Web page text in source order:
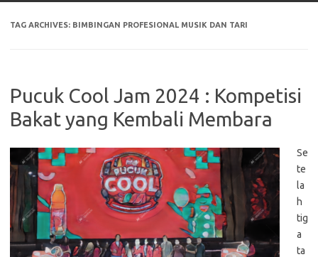
TAG ARCHIVES: BIMBINGAN PROFESIONAL MUSIK DAN TARI
Pucuk Cool Jam 2024 : Kompetisi
Bakat yang Kembali Membara
Se
te
la
h
tig
a
ta